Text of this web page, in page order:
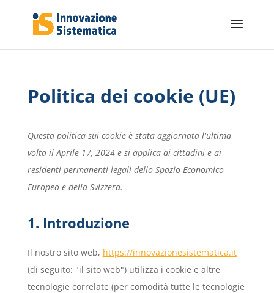
Politica dei cookie (UE)
Questa politica sui cookie è stata aggiornata l'ultima
volta il Aprile 17, 2024 e si applica ai cittadini e ai
residenti permanenti legali dello Spazio Economico
Europeo e della Svizzera.
1. Introduzione
Il nostro sito web, https://innovazionesistematica.it
(di seguito: "il sito web") utilizza i cookie e altre
tecnologie correlate (per comodità tutte le tecnologie